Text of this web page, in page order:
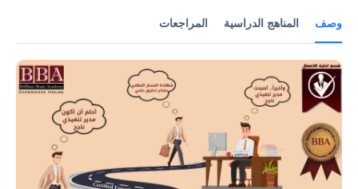
وصف المناهج الدراسية المراجعات